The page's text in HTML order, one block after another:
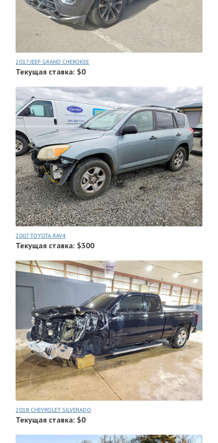
2017 JEEP GRAND CHEROKEE
Текущая ставка: $0
2007 TOYOTA RAV4
Текущая ставка: $300
2018 CHEVROLET SILVERADO
Текущая ставка: $0